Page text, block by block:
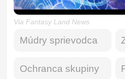
Via Fantasy Land News
Múdry sprievodca
Ochranca skupiny